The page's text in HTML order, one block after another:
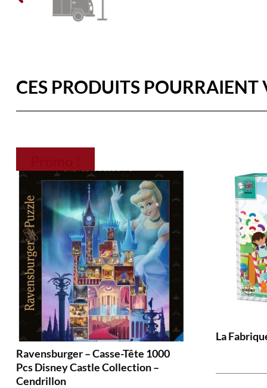
CES PRODUITS POURRAIENT
Ravensburger – Casse-Tête 1000
Pcs Disney Castle Collection –
Cendrillon
La